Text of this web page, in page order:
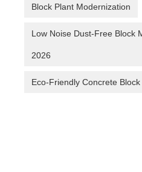
Block Plant Modernization
Low Noise Dust-Free Block
2026
Eco-Friendly Concrete